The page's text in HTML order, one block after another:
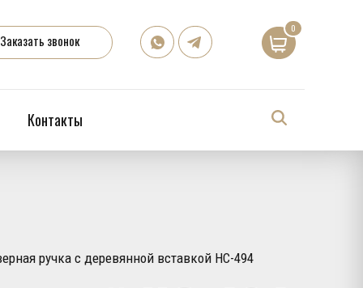
Заказать звонок
0
Контакты
ручка с деревянной вставкой HC-494